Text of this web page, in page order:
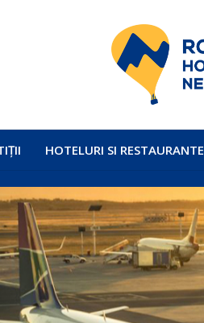
HOTELURI SI RESTAURANTE